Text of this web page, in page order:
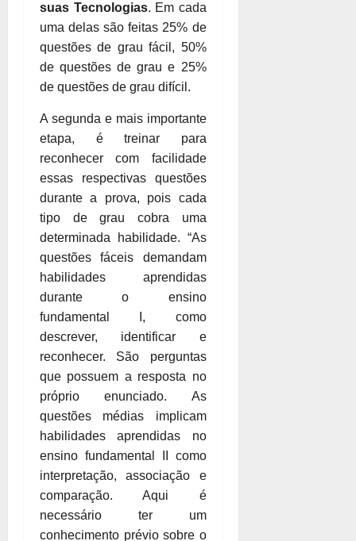
suas Tecnologias. Em cada
uma delas são feitas 25% de
questões de grau fácil, 50%
de questões de grau e 25%
de questões de grau difícil.
A segunda e mais importante
etapa, é treinar para
reconhecer com facilidade
essas respectivas questões
durante a prova, pois cada
tipo de grau cobra uma
determinada habilidade. “As
questões fáceis demandam
habilidades aprendidas
durante o ensino
fundamental I, como
descrever, identificar e
reconhecer. São perguntas
que possuem a resposta no
próprio enunciado. As
questões médias implicam
habilidades aprendidas no
ensino fundamental II como
interpretação, associação e
comparação. Aqui é
necessário ter um
conhecimento prévio sobre o